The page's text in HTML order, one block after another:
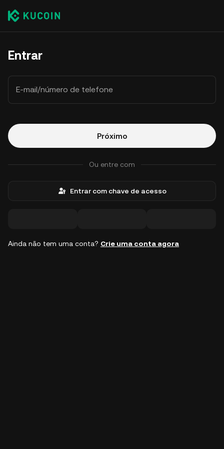
Entrar
E-mail/número de telefone
Próximo
Ou entre com
Entrar com chave de acesso
Ainda não tem uma conta? Crie uma conta agora